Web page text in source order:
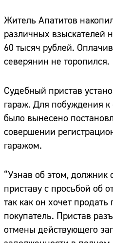
Житель Апатитов
различных взыскателей
60 тысяч рублей.
северянин не торопился.
Судебный пристав
гараж. Для побуждения
было вынесено
совершении
гаражом.
“Узнав об этом, должник
приставу с просьбой об
так как он хочет
покупатель. Пристав
отмены действующего